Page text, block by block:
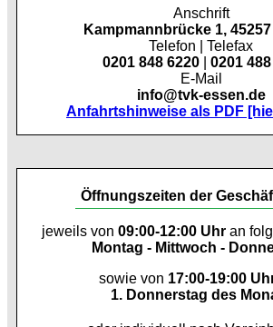
Anschrift
Kampmannbrücke 1,
Telefon | Telefax
0201 848 6220
0201
E-Mail
info@tvk-essen.de
Anfahrtshinweise als PDF
Öffnungszeiten der
jeweils von 09:00-12:00 Uhran
Montag - Mittwoch -
sowie von 17:00-19:00
1. Donnerstag des